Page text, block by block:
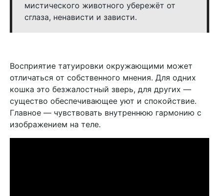
мистического животного убережёт от
сглаза, ненависти и зависти.
Восприятие татуировки окружающими может
отличаться от собственного мнения. Для одних
кошка это безжалостный зверь, для других —
существо обеспечивающее уют и спокойствие.
Главное — чувствовать внутреннюю гармонию с
изображением на теле.